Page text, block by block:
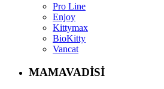
Pro Line
Enjoy
Kittymax
BioKitty
Vancat
MAMAVADİSİ